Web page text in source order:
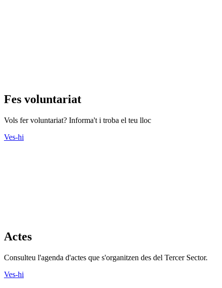
Fes voluntariat
Vols fer voluntariat? Informa't i troba el teu lloc
Ves-hi
Actes
Consulteu l'agenda d'actes que s'organitzen des del Tercer Sector.
Ves-hi